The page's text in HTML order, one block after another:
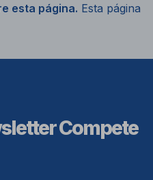
esta página. Esta página
Compete